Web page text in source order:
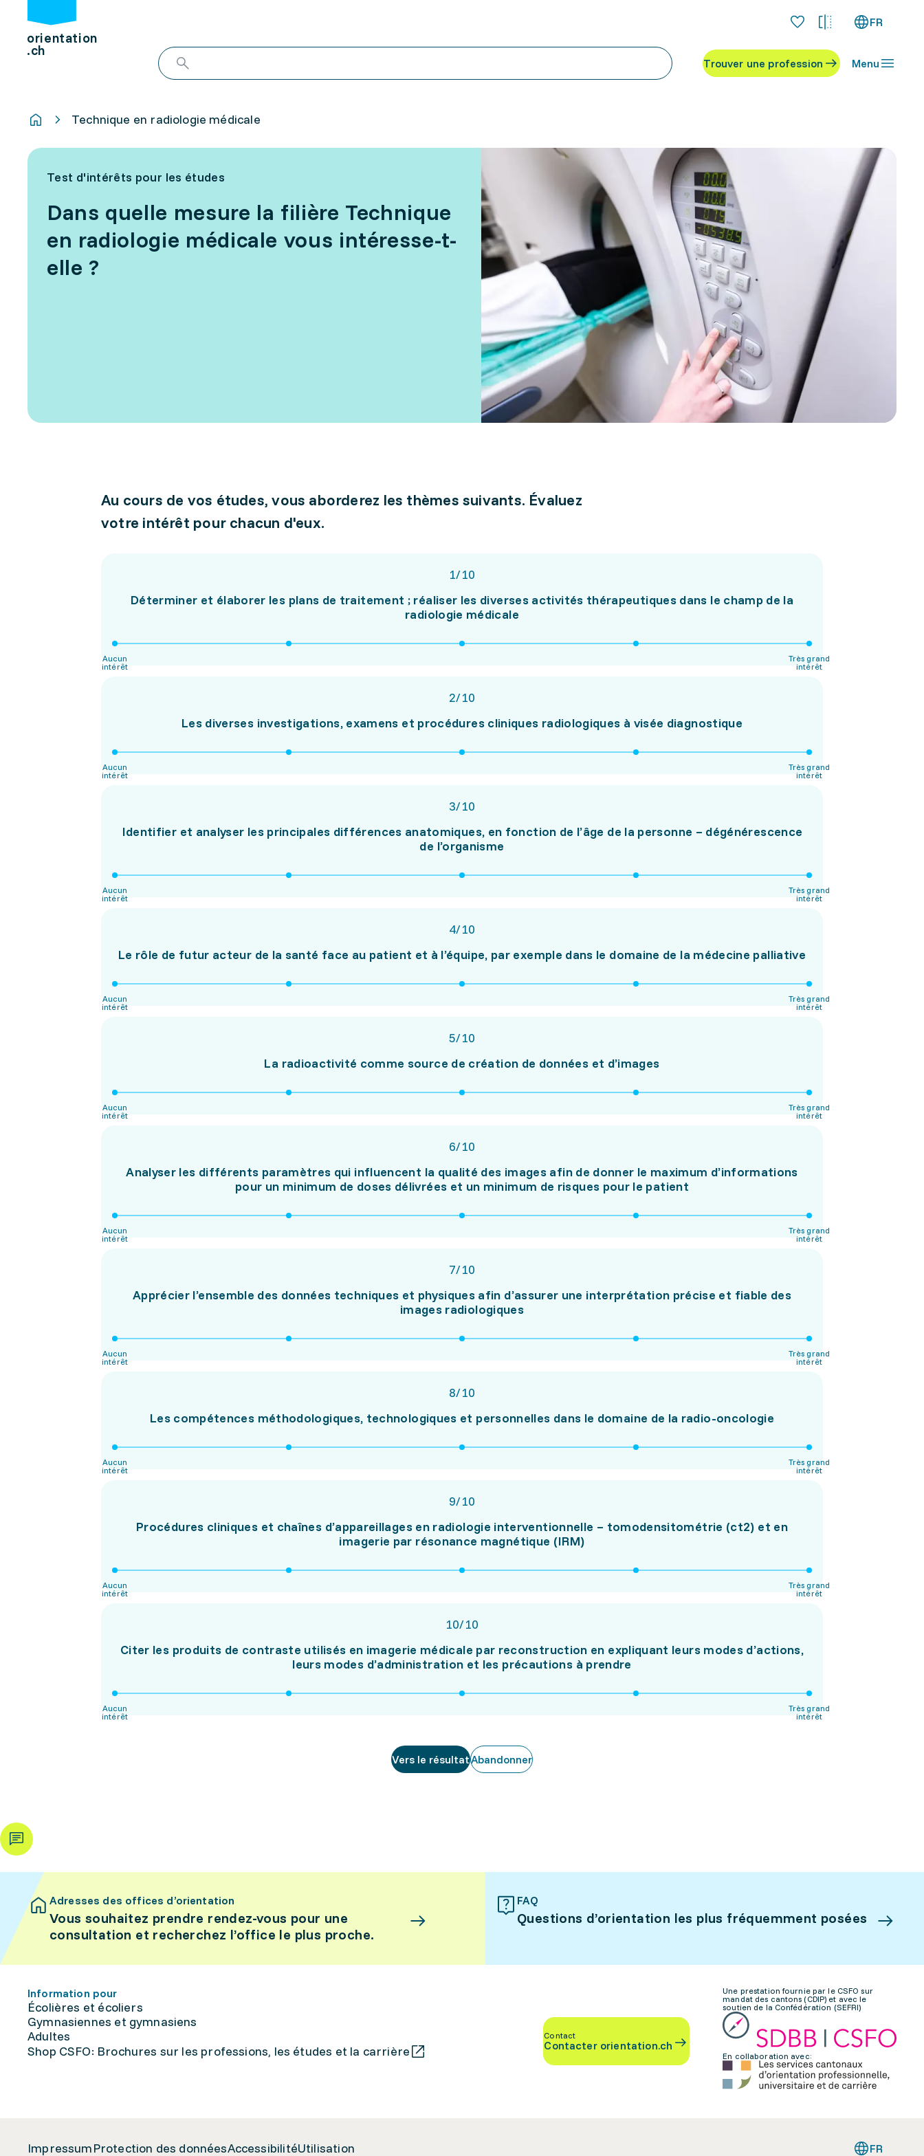
orientation
.ch
FR
Trouver une profession Menu
Technique en radiologie médicale
Test d'intérêts pour les études
Dans quelle mesure la filière Technique
en radiologie médicale vous intéresse-t-
elle ?
Au cours de vos études, vous aborderez les thèmes suivants. Évaluez
votre intérêt pour chacun d'eux.
1/10
Déterminer et élaborer les plans de traitement ; réaliser les diverses activités thérapeutiques dans le champ de la
radiologie médicale
Aucun
intérêt
Très grand
intérêt
2/10
Les diverses investigations, examens et procédures cliniques radiologiques à visée diagnostique
Aucun
intérêt
Très grand
intérêt
3/10
Identifier et analyser les principales différences anatomiques, en fonction de l’âge de la personne – dégénérescence
de l’organisme
Aucun
intérêt
Très grand
intérêt
4/10
Le rôle de futur acteur de la santé face au patient et à l’équipe, par exemple dans le domaine de la médecine palliative
Aucun
intérêt
Très grand
intérêt
5/10
La radioactivité comme source de création de données et d’images
Aucun
intérêt
Très grand
intérêt
6/10
Analyser les différents paramètres qui influencent la qualité des images afin de donner le maximum d’informations
pour un minimum de doses délivrées et un minimum de risques pour le patient
Aucun
intérêt
Très grand
intérêt
7/10
Apprécier l’ensemble des données techniques et physiques afin d’assurer une interprétation précise et fiable des
images radiologiques
Aucun
intérêt
Très grand
intérêt
8/10
Les compétences méthodologiques, technologiques et personnelles dans le domaine de la radio-oncologie
Aucun
intérêt
Très grand
intérêt
9/10
Procédures cliniques et chaînes d’appareillages en radiologie interventionnelle – tomodensitométrie (ct2) et en
imagerie par résonance magnétique (IRM)
Aucun
intérêt
Très grand
intérêt
10/10
Citer les produits de contraste utilisés en imagerie médicale par reconstruction en expliquant leurs modes d’actions,
leurs modes d’administration et les précautions à prendre
Aucun
intérêt
Très grand
intérêt
Vers le résultatAbandonner
Adresses des offices d’orientation
Vous souhaitez prendre rendez-vous pour une
consultation et recherchez l’office le plus proche.
FAQ
Questions d’orientation les plus fréquemment posées
Information pour
Écolières et écoliers
Gymnasiennes et gymnasiens
Adultes
Shop CSFO: Brochures sur les professions, les études et la carrière
Contact
Contacter orientation.ch
Une prestation fournie par le CSFO sur
mandat des cantons (CDIP) et avec le
soutien de la Confédération (SEFRI)
En collaboration avec:
ImpressumProtection des donnéesAccessibilitéUtilisation FR